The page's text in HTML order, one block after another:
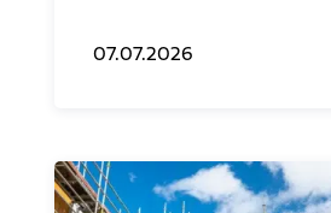
07.07.2026